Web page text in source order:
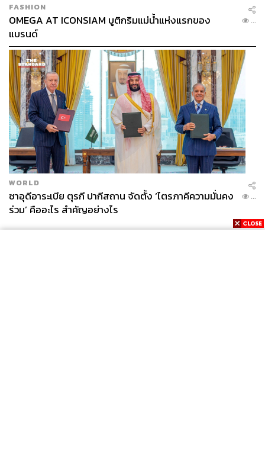
FASHION
OMEGA AT ICONSIAM บูติกริมแม่น้ำแห่งแรกของ
แบรนด์
...
WORLD
ซาอุดีอาระเบีย ตุรกี ปากีสถาน จัดตั้ง ‘ไตรภาคีความมั่นคง
ร่วม’ คืออะไร สำคัญอย่างไร
...